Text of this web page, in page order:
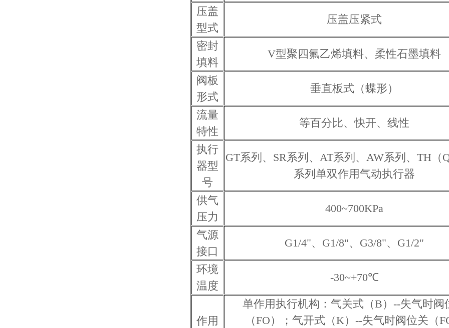
压盖
型式
压盖压紧式
密封
填料
V型聚四氟乙烯填料、柔性石墨填料
阀板
形式
垂直板式（蝶形）
流量
特性
等百分比、快开、线性
执行
器型
号
GT系列、SR系列、AT系列、AW系列、TH（
系列单双作用气动执行器
供气
压力
400~700KPa
气源
接口
G1/4"、G1/8"、G3/8"、G1/2"
环境
温度
-30~+70℃
作用
单作用执行机构：气关式（B）--失气时阀
（FO）；气开式（K）--失气时阀位关（